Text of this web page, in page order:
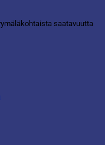
saatavuutta